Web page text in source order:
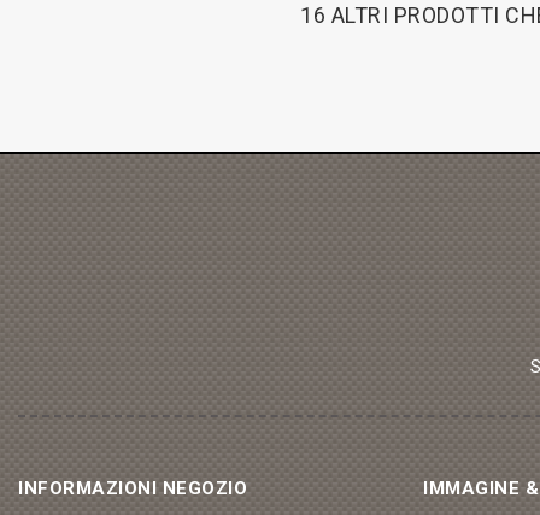
16 ALTRI PRODOTTI
INFORMAZIONI NEGOZIO
IMMAGINE